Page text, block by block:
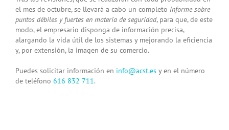
el mes de octubre, se llevará a cabo un completo informe sobre
puntos débiles y fuertes en materia de seguridad, para que, de este
modo, el empresario disponga de información precisa,
alargando la vida útil de los sistemas y mejorando la eficiencia
y, por extensión, la imagen de su comercio.
Puedes solicitar información en info@acst.es y en el número
de teléfono 616 832 711 .